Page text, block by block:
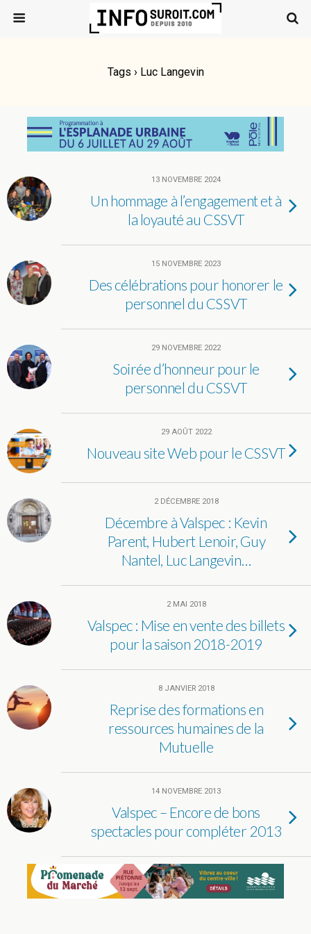
Tags › Luc Langevin
13 NOVEMBRE 2024
Un hommage à l’engagement et à
la loyauté au CSSVT
15 NOVEMBRE 2023
Des célébrations pour honorer le
personnel du CSSVT
29 NOVEMBRE 2022
Soirée d’honneur pour le
personnel du CSSVT
29 AOÛT 2022
Nouveau site Web pour le CSSVT
2 DÉCEMBRE 2018
Décembre à Valspec : Kevin
Parent, Hubert Lenoir, Guy
Nantel, Luc Langevin…
2 MAI 2018
Valspec : Mise en vente des billets
pour la saison 2018-2019
8 JANVIER 2018
Reprise des formations en
ressources humaines de la
Mutuelle
14 NOVEMBRE 2013
Valspec – Encore de bons
spectacles pour compléter 2013